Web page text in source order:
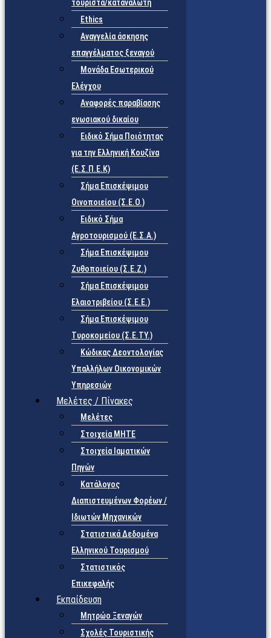
τουρίστα/καταναλωτή
Ethics
Αναγγελία άσκησης
επαγγέλματος ξεναγού
Μονάδα Εσωτερικού
Ελέγχου
Αναφορές παραβίασης
ενωσιακού δικαίου
Ειδικό Σήμα Ποιότητας
για την Ελληνική Κουζίνα
(Ε.Σ.Π.Ε.Κ)
Σήμα Επισκέψιμου
Οινοποιείου (Σ.Ε.Ο.)
Ειδικό Σήμα
Αγροτουρισμού (Ε.Σ.Α.)
Σήμα Επισκέψιμου
Ζυθοποιείου (Σ.Ε.Ζ.)
Σήμα Επισκέψιμου
Ελαιοτριβείου (Σ.Ε.Ε.)
Σήμα Επισκέψιμου
Τυροκομείου (Σ.Ε.TY.)
Κώδικας Δεοντολογίας
Υπαλλήλων Οικονομικών
Υπηρεσιών
Μελέτες / Πίνακες
Μελέτες
Στοιχεία ΜΗΤΕ
Στοιχεία Ιαματικών
Πηγών
Κατάλογος
Διαπιστευμένων Φορέων /
Ιδιωτών Μηχανικών
Στατιστικά Δεδομένα
Ελληνικού Τουρισμού
Στατιστικός
Επικεφαλής
Εκπαίδευση
Μητρώο Ξεναγών
Σχολές Τουριστικής